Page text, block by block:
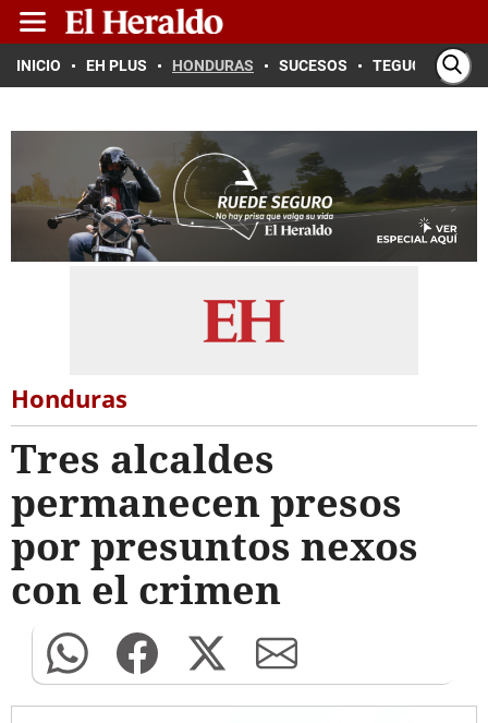
INICIO EH PLUS HONDURAS SUCESOS TEGUCIGALPA
Honduras
Tres alcaldes
permanecen presos
por presuntos nexos
con el crimen